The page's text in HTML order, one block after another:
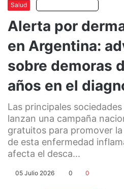
Salud
Alerta por
en Argentina:
sobre demoras
años en el
Las principales
lanzan una campaña
gratuitos para promover
de esta enfermedad
afecta el desca...
05 Julio 2026 0 0